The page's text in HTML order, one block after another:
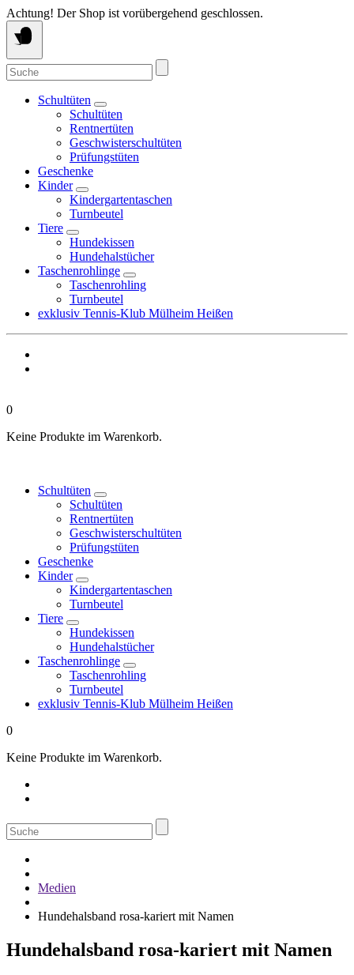
Springe
zum
Inhalt
Achtung! Der Shop ist vorübergehend geschlossen.
Suche
nach:
Schultüten
Schultüten
Rentnertüten
Geschwisterschultüten
Prüfungstüten
Geschenke
Kinder
Kindergartentaschen
Turnbeutel
Tiere
Hundekissen
Hundehalstücher
Taschenrohlinge
Taschenrohling
Turnbeutel
exklusiv Tennis-Klub Mülheim Heißen
0
Keine Produkte im Warenkorb.
Schultüten
Schultüten
Rentnertüten
Geschwisterschultüten
Prüfungstüten
Geschenke
Kinder
Kindergartentaschen
Turnbeutel
Tiere
Hundekissen
Hundehalstücher
Taschenrohlinge
Taschenrohling
Turnbeutel
exklusiv Tennis-Klub Mülheim Heißen
0
Keine Produkte im Warenkorb.
Suche
nach:
Medien
Hundehalsband rosa-kariert mit Namen
Hundehalsband rosa-kariert mit Namen